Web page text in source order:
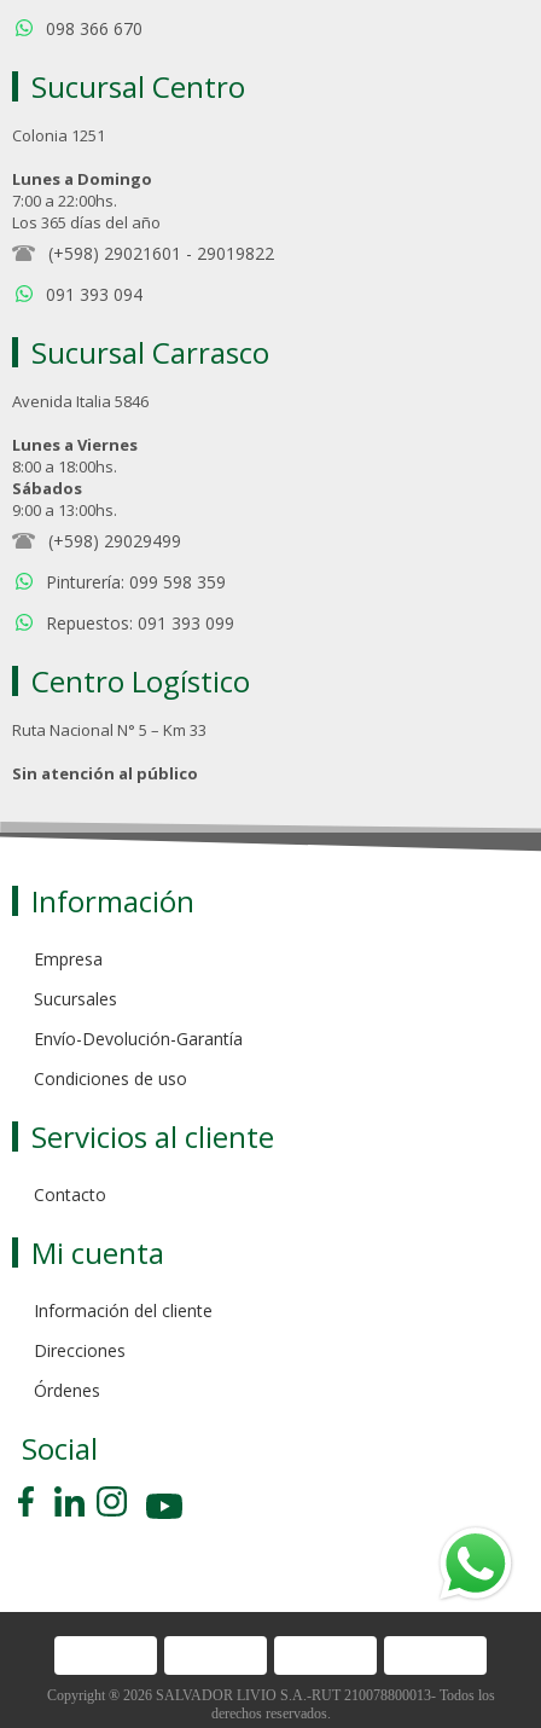
098 366 670
Sucursal Centro
Colonia 1251
Lunes a Domingo
7:00 a 22:00hs.
Los 365 días del año
(+598) 29021601 - 29019822
091 393 094
Sucursal Carrasco
Avenida Italia 5846
Lunes a Viernes
8:00 a 18:00hs.
Sábados
9:00 a 13:00hs.
(+598) 29029499
Pinturería: 099 598 359
Repuestos: 091 393 099
Centro Logístico
Ruta Nacional N° 5 – Km 33
Sin atención al público
Información
Empresa
Sucursales
Envío-Devolución-Garantía
Condiciones de uso
Servicios al cliente
Contacto
Mi cuenta
Información del cliente
Direcciones
Órdenes
Social
Copyright ® 2026 SALVADOR LIVIO S.A.-RUT 210078800013- Todos los
derechos reservados.